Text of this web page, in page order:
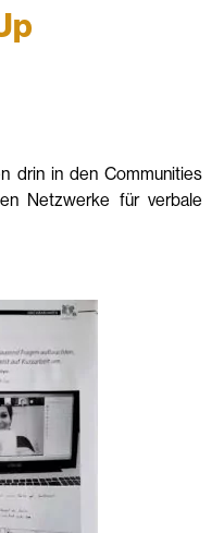
drin in den Communities
Netzwerke für verbale